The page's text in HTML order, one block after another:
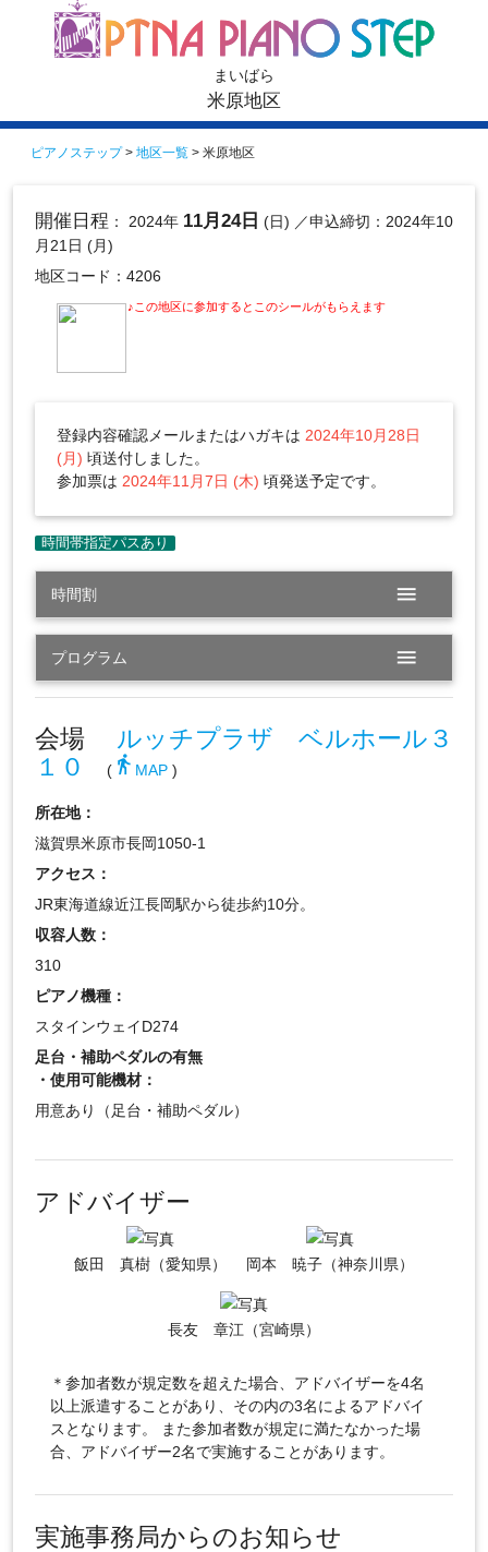
まいばら
米原地区
ピアノステップ> 地区一覧 > 米原地区
開催日程 ： 2024年 11月24日 (日) ／申込締切：2024年10
月21日 (月)
地区コード：4206
♪この地区に参加するとこのシールがもらえます
登録内容確認メールまたはハガキは 2024年10月28日
(月) 頃送付しました。
参加票は 2024年11月7日 (木) 頃発送予定です。
時間割 menu
プログラム menu
会場 ルッチプラザ ベルホール３
１０
(directions_walk MAP)
所在地：
滋賀県米原市長岡1050-1
アクセス：
JR東海道線近江長岡駅から徒歩約10分。
収容人数：
310
ピアノ機種：
スタインウェイD274
足台・補助ペダルの有無
・使用可能機材：
用意あり（足台・補助ペダル）
アドバイザー
飯田 真樹（愛知県） 岡本 暁子（神奈川県）
長友 章江（宮崎県）
＊参加者数が規定数を超えた場合、アドバイザーを4名
以上派遣することがあり、その内の3名によるアドバイ
スとなります。 また参加者数が規定に満たなかった場
合、アドバイザー2名で実施することがあります。
実施事務局からのお知らせ